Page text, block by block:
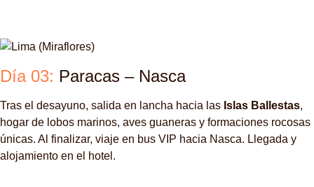
Día 03: Paracas – Nasca
Tras el desayuno, salida en lancha hacia las Islas Ballestas,
hogar de lobos marinos, aves guaneras y formaciones rocosas
únicas. Al finalizar, viaje en bus VIP hacia Nasca. Llegada y
alojamiento en el hotel.